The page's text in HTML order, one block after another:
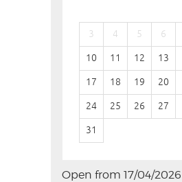
3 4 5 6
10 11 12 13
17 18 19 20
24 25 26 27
31
Open from 17/04/